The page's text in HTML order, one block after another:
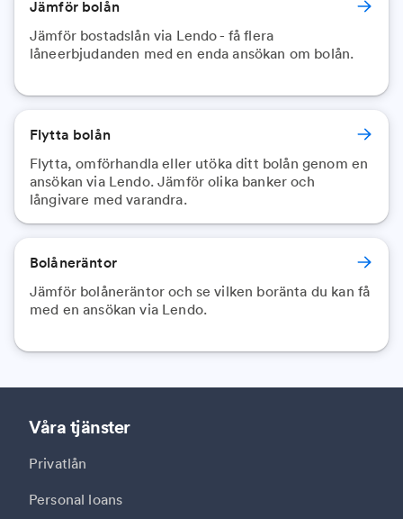
Jämför bolån
Jämför bostadslån via Lendo - få flera
låneerbjudanden med en enda ansökan om bolån.
Flytta bolån
Flytta, omförhandla eller utöka ditt bolån genom en
ansökan via Lendo. Jämför olika banker och
långivare med varandra.
Bolåneräntor
Jämför bolåneräntor och se vilken boränta du kan få
med en ansökan via Lendo.
Våra tjänster
Privatlån
Personal loans